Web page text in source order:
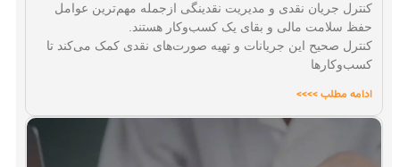
کنترل جریان نقدی و مدیریت نقدینگی ازجمله مهم‌ترین عوامل
حفظ سلامت مالی و بقای یک کسب‌و‌کار هستند.
کنترل صحیح این جریانات و تهیه صورت‌های نقدی کمک می‌کند تا
کسب‌وکارها
ادامه مطلب >>>>